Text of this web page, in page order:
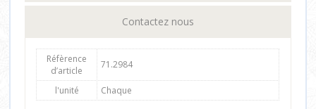
Contactez nous
Réfèrence
d’article
71.2984
l'unité Chaque